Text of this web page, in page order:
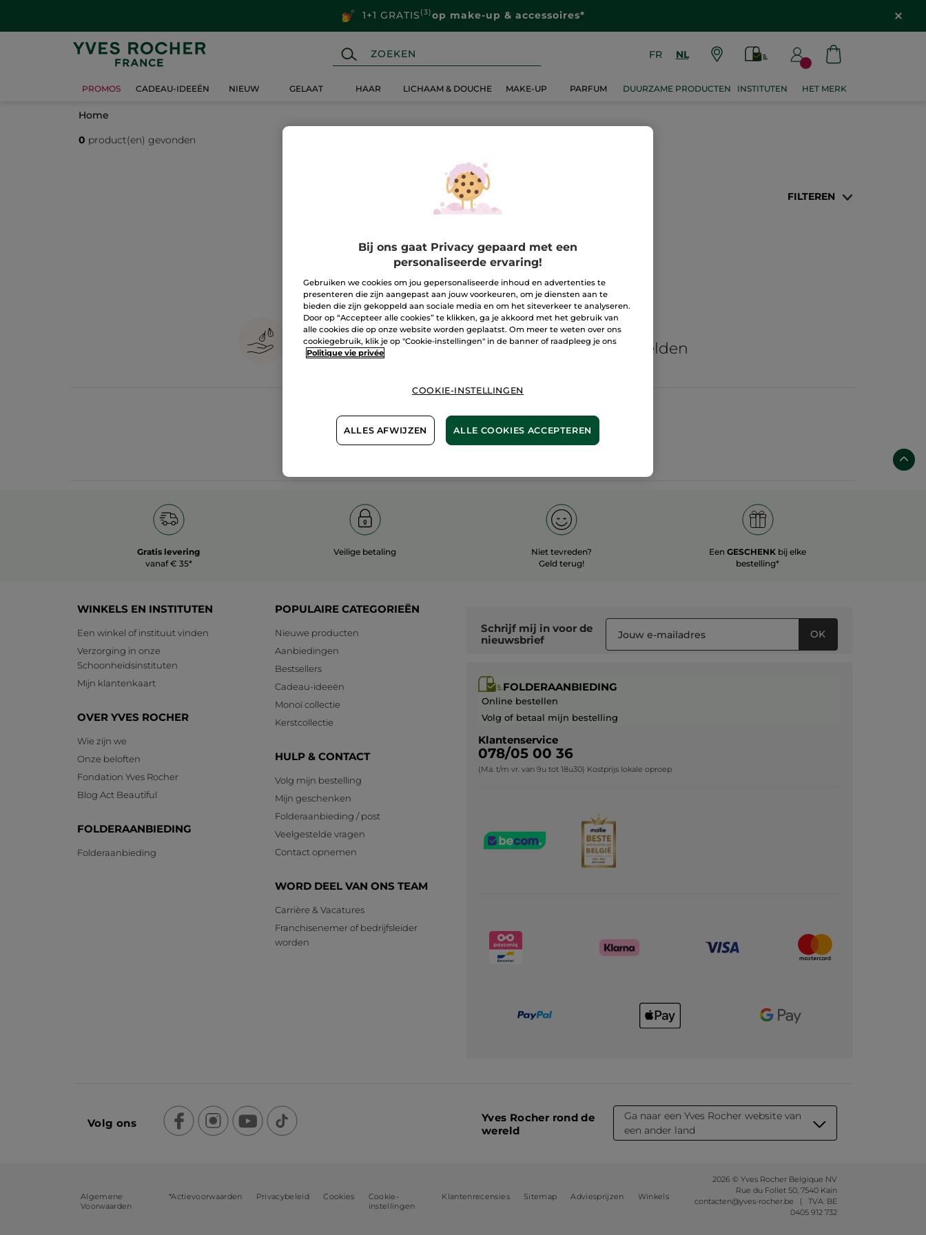
1+1 GRATIS (3)op make-up & accessoires*
FR NL
PROMOS CADEAU-IDEEËN NIEUW GELAAT HAAR LICHAAM & DOUCHE MAKE-UP PARFUM DUURZAME PRODUCTEN INSTITUTEN HET MERK
Home
0 product(en) gevonden
FILTEREN
100%plantaardig
60 hectare
biologische velden
Meer zien
Gratis levering
vanaf € 35*
Veilige betaling
Niet tevreden?
Geld terug!
Een GESCHENK bij elke
bestelling*
WINKELS EN INSTITUTEN
Een winkel of instituut vinden
Verzorging in onze
Schoonheidsinstituten
Mijn klantenkaart
OVER YVES ROCHER
Wie zijn we
Onze beloften
Fondation Yves Rocher
Blog Act Beautiful
FOLDERAANBIEDING
Folderaanbieding
POPULAIRE CATEGORIEËN
Nieuwe producten
Aanbiedingen
Bestsellers
Cadeau-ideeën
Monoï collectie
Kerstcollectie
HULP & CONTACT
Volg mijn bestelling
Mijn geschenken
Folderaanbieding / post
Veelgestelde vragen
Contact opnemen
WORD DEEL VAN ONS TEAM
Carrière & Vacatures
Franchisenemer of bedrijfsleider
worden
Schrijf mij in voor de
nieuwsbrief
OK
FOLDERAANBIEDING
Online bestellen
Volg of betaal mijn bestelling
Klantenservice
078/05 00 36
(Ma. t/m vr. van 9u tot 18u30) Kostprijs lokale oproep
Volg ons
Yves Rocher rond de
wereld
Ga naar een Yves Rocher website van
een ander land
Algemene
Voorwaarden
*Actievoorwaarden Privacybeleid Cookies
Cookie-
instellingen
Klantenrecensies Sitemap Adviesprijzen Winkels
2026 © Yves Rocher Belgique NV
Rue du Follet 50, 7540 Kain
contacten@yves-rocher.be | TVA: BE
0405 912 732
Bij ons gaat Privacy gepaard met een
personaliseerde ervaring!
Gebruiken we cookies om jou gepersonaliseerde inhoud en advertenties te
presenteren die zijn aangepast aan jouw voorkeuren, om je diensten aan te
bieden die zijn gekoppeld aan sociale media en om het siteverkeer te analyseren.
Door op “Accepteer alle cookies” te klikken, ga je akkoord met het gebruik van
alle cookies die op onze website worden geplaatst. Om meer te weten over ons
cookiegebruik, klik je op "Cookie-instellingen" in de banner of raadpleeg je ons
Politique vie privée
COOKIE-INSTELLINGEN
ALLES AFWIJZEN ALLE COOKIES ACCEPTEREN